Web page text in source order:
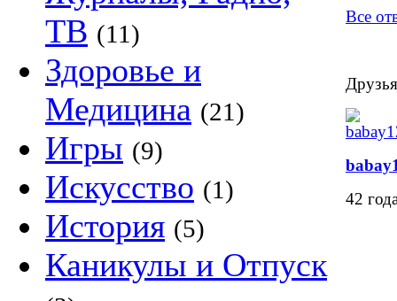
ТВ (11)
Здоровье и
Медицина (21)
Игры (9)
Искусство (1)
История (5)
Каникулы и Отпуск
Все
42